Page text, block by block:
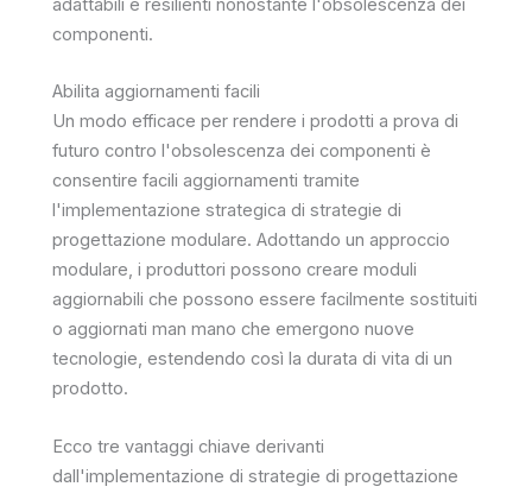
adattabili e resilienti nonostante l'obsolescenza dei
componenti.
Abilita aggiornamenti facili
Un modo efficace per rendere i prodotti a prova di
futuro contro l'obsolescenza dei componenti è
consentire facili aggiornamenti tramite
l'implementazione strategica di strategie di
progettazione modulare. Adottando un approccio
modulare, i produttori possono creare moduli
aggiornabili che possono essere facilmente sostituiti
o aggiornati man mano che emergono nuove
tecnologie, estendendo così la durata di vita di un
prodotto.
Ecco tre vantaggi chiave derivanti
dall'implementazione di strategie di progettazione